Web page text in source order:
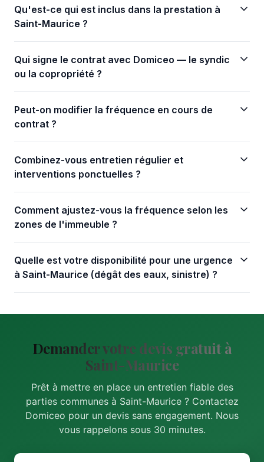
Qu'est-ce qui est inclus dans la prestation à
Saint-Maurice ?
Qui signe le contrat avec Domiceo — le syndic
ou la copropriété ?
Peut-on modifier la fréquence en cours de
contrat ?
Combinez-vous entretien régulier et
interventions ponctuelles ?
Comment ajustez-vous la fréquence selon les
zones de l'immeuble ?
Quelle est votre disponibilité pour une urgence
à Saint-Maurice (dégât des eaux, sinistre) ?
Demander votre devis gratuit à
Saint-Maurice
Prêt à mettre en place un entretien fiable des
parties communes à Saint-Maurice ? Contactez
Domiceo pour un devis sans engagement. Nous
vous rappelons sous 30 minutes.